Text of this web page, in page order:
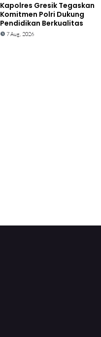
Kapolres Gresik Tegaskan
Komitmen Polri Dukung
Pendidikan Berkualitas
7 Aug, 2026